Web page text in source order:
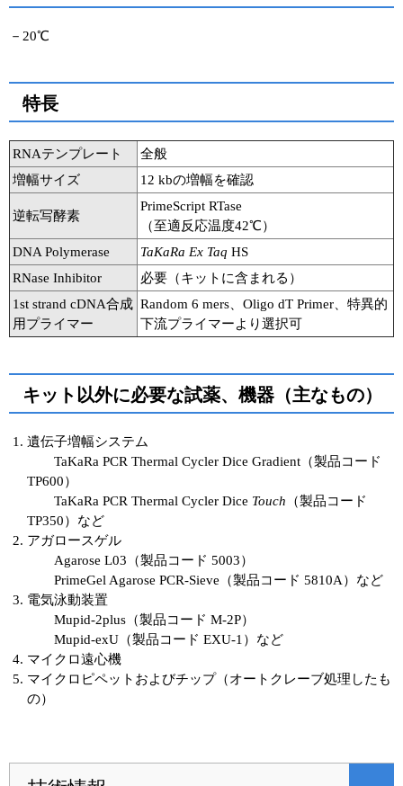
－20℃
特長
RNAテンプレート
全般
増幅サイズ
12 kbの増幅を確認
逆転写酵素
PrimeScript RTase
（至適反応温度42℃）
DNA Polymerase
TaKaRa Ex Taq HS
RNase Inhibitor
必要（キットに含まれる）
1st strand cDNA合成
用プライマー
Random 6 mers、Oligo dT Primer、特異的
下流プライマーより選択可
キット以外に必要な試薬、機器（主なもの）
遺伝子増幅システム
TaKaRa PCR Thermal Cycler Dice Gradient（製品コード
TP600）
TaKaRa PCR Thermal Cycler Dice Touch （製品コード
TP350）など
アガロースゲル
Agarose L03（製品コード 5003）
PrimeGel Agarose PCR-Sieve（製品コード 5810A）など
電気泳動装置
Mupid-2plus（製品コード M-2P）
Mupid-exU（製品コード EXU-1）など
マイクロ遠心機
マイクロピペットおよびチップ（オートクレーブ処理したも
の）